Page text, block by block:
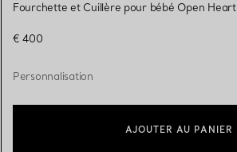
Fourchette et Cuillère pour bébé Open Heart
€ 400
Personnalisation
AJOUTER AU PANIER